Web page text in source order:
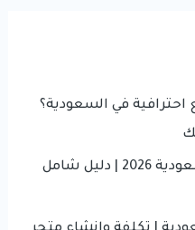
في السعودية؟
أسعار تصميم المواقع في السعودية 2026 | دليل شامل